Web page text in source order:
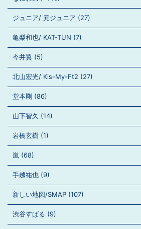
ジュニア/ 元ジュニア (27)
亀梨和也/ KAT-TUN (7)
今井翼 (5)
北山宏光/ Kis-My-Ft2 (27)
堂本剛 (86)
山下智久 (14)
岩橋玄樹 (1)
嵐 (68)
手越祐也 (9)
新しい地図/SMAP (107)
渋谷すばる (9)